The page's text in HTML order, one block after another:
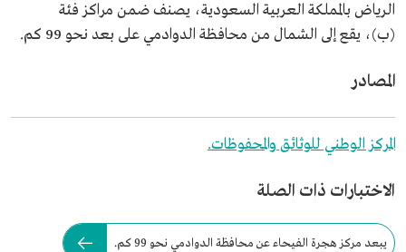
الرياض بالمملكة العربية السعودية، يصنف ضمن مراكز فئة
(ب)، يقع إلى الشمال من محافظة الدوادمي على بعد نحو 99 كم.
المصادر
المركز الوطني للوثائق والمحفوظات.
الاختبارات ذات الصلة
يبعد مركز هجرة الفيحاء عن محافظة الدوادمي نحو 99 كم.